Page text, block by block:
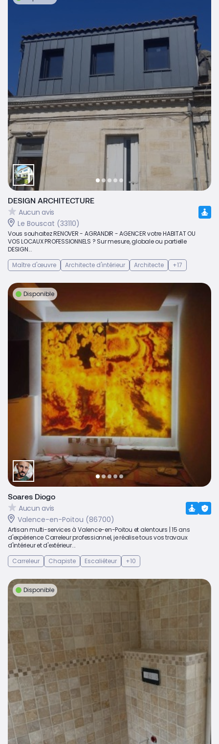
DESIGN ARCHITECTURE
Aucun avis
Le Bouscat (33110)
Vous souhaitez RENOVER - AGRANDIR - AGENCER votre HABITAT OU
VOS LOCAUX PROFESSIONNELS ? Sur mesure, globale ou partielle
DESIGN...
Maître d'œuvre
Architecte d'intérieur Architecte +17
Disponible
Soares Diogo
Aucun avis
Valence-en-Poitou (86700)
Artisan multi-services à Valence-en-Poitou et alentours | 15 ans
d'expérience Carreleur professionnel, je réalise tous vos travaux
d'intérieur et d'extérieur...
Carreleur
Chapiste Escaliéteur +10
Disponible